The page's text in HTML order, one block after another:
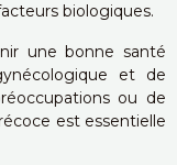
biologiques.
une bonne santé
et de
ou de
est essentielle